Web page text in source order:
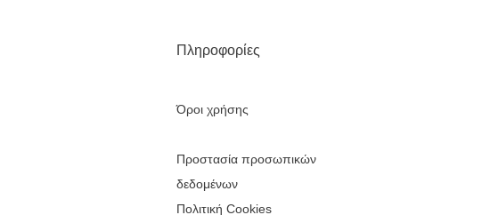
Πληροφορίες
Όροι χρήσης
Προστασία προσωπικών
δεδομένων
Πολιτική Cookies